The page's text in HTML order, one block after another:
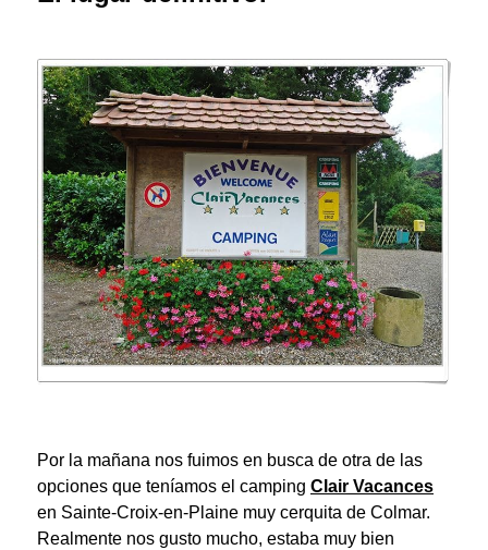
Por la mañana nos fuimos en busca de otra de las
opciones que teníamos el camping Clair Vacances
en Sainte-Croix-en-Plaine muy cerquita de Colmar.
Realmente nos gusto mucho, estaba muy bien